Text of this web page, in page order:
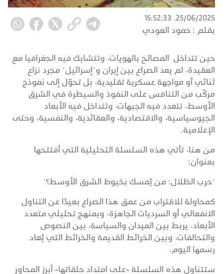
25/06/2025, 15:52:33
بقلم : حمود العودي
حين تتداخل المصالح بالهويات، وتتشابك فيه الجغرافيا مع
العقيدة، لم يعد الصراع بين إيران و"إسرائيل" مجرد نزاع
ثنائي أو مواجهة عسكرية تقليدية، بل تحوّل إلى نموذج
مركّب من التنافس على النفوذ والسيطرة في الشرق
الأوسط، تتعدد فيه الجبهات، وتتداخل فيه الأبعاد
الجيوسياسية، والاقتصادية، والعقائدية، والنفسية، وحتى
الإعلامية.
من هنا، تأتي هذه السلسلة التحليلية التي أفتتحها
بعنوان:
"حرب الظلال: من يُمسك بخيوط الشرق الأوسط؟"
كمحاولة للاقتراب من عمق هذا الصراع بعيدًا عن التناول
الانفعالي أو السرديات الجاهزة، وبمنهج تحليلي متعدد
الأبعاد، يربط بين الميدان والسياسة، بين النصوص
والتحالفات، وبين الخرائط القديمة والخرائط التي يُعاد
رسمها اليوم.
ستتناول هذه السلسلة -على امتداد حلقاتها- أبرز المحاور